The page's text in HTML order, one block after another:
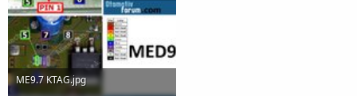
ME9.7 KTAG.jpg